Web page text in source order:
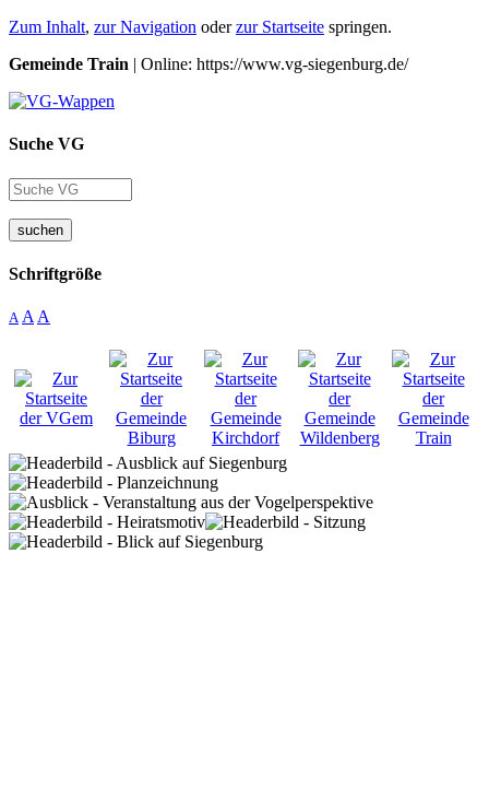
Zum Inhalt, zur Navigation oderzur Startseite springen.
Gemeinde Train | Online: https://www.vg-siegenburg.de/
Suche VG
suchen
Schriftgröße
A A A